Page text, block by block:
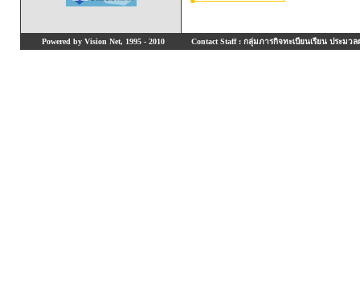
Powered by Vision Net, 1995 - 2010 Contact Staff : กลุ่มภารกิจทะเบียนเรียน ประมวล